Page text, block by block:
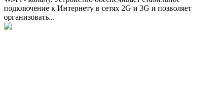
подключение к Интернету в сетях 2G и 3G и позволяет
организовать...